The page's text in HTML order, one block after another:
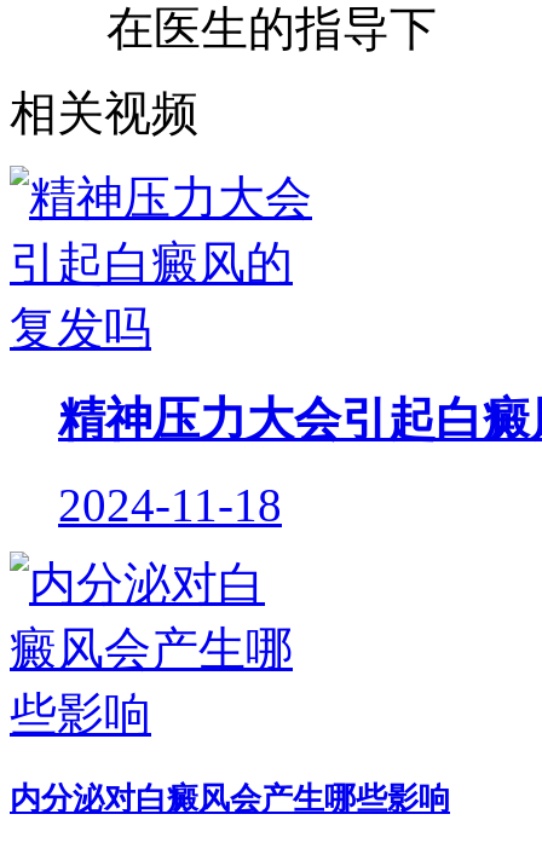
在医生的指导下
相关视频
精神压力大会引起白
2024-11-18
内分泌对白癜风会产生哪些影响